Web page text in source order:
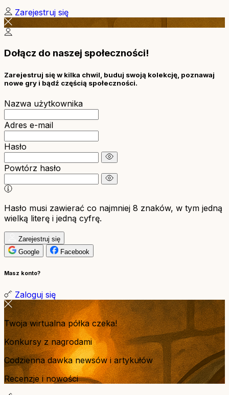
Zarejestruj się
Dołącz do naszej społeczności!
Zarejestruj się w kilka chwil, buduj swoją kolekcję, poznawaj
nowe gry i bądź częścią społeczności.
Nazwa użytkownika
Adres e-mail
Hasło
Powtórz hasło
Hasło musi zawierać co najmniej 8 znaków, w tym jedną
wielką literę i jedną cyfrę.
Zarejestruj się
Google
Facebook
Masz konto?
Zaloguj się
Twoja wirtualna półka czeka!
Konkursy z nagrodami
Codzienna dawka newsów i artykułów
Recenzje i nowości